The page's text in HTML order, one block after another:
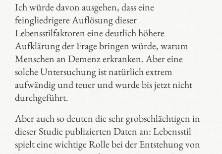
Ich würde davon ausgehen, dass eine
feingliedrigere Auflösung dieser
Lebensstilfaktoren eine deutlich höhere
Aufklärung der Frage bringen würde, warum
Menschen an Demenz erkranken. Aber eine
solche Untersuchung ist natürlich extrem
aufwändig und teuer und wurde bis jetzt nicht
durchgeführt.
Aber auch so deuten die sehr grobschlächtigen in
dieser Studie publizierten Daten an: Lebensstil
spielt eine wichtige Rolle bei der Entstehung von